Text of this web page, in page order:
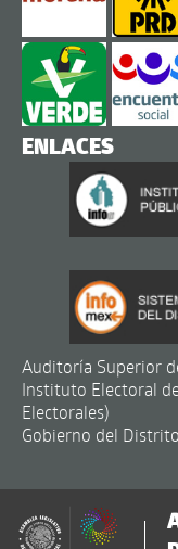
ENLACES
Auditoría Superior
Instituto Electoral
Electorales)
Gobierno del